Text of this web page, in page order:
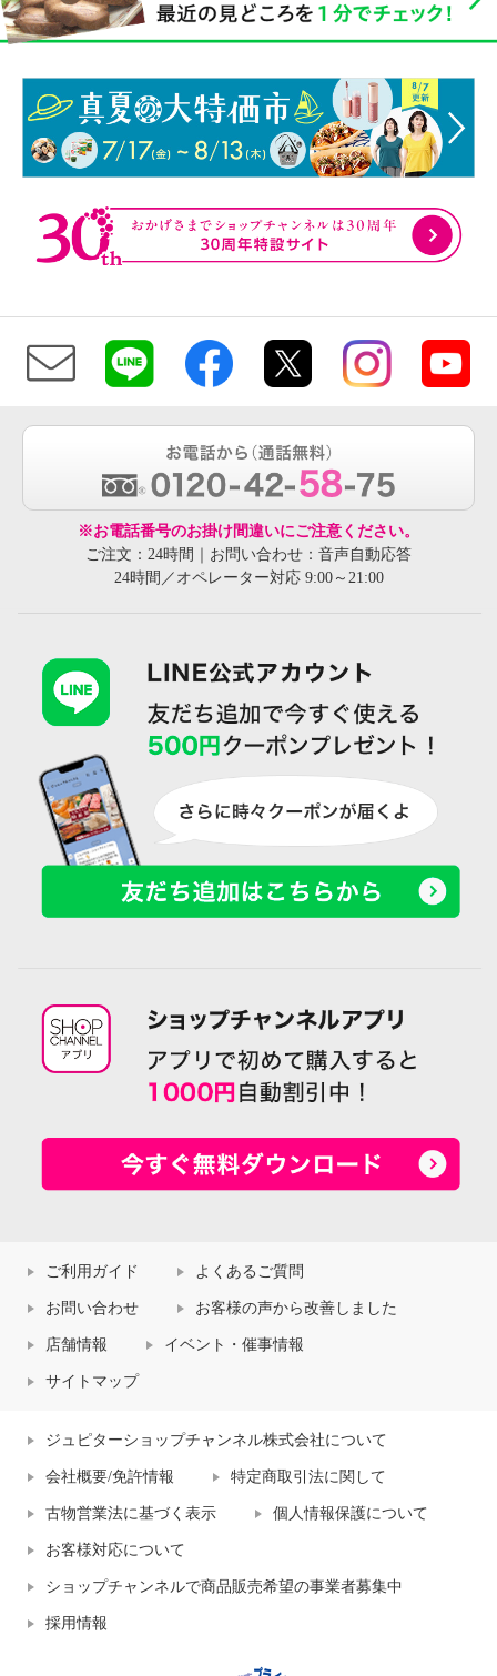
※お電話番号のお掛け間違いにご注意ください。
ご注文：24時間｜お問い合わせ：音声自動応答
24時間／オペレーター対応 9:00～21:00
ご利用ガイド よくあるご質問
お問い合わせ お客様の声から改善しました
店舗情報 イベント・催事情報
サイトマップ
ジュピターショップチャンネル株式会社について
会社概要/免許情報 特定商取引法に関して
古物営業法に基づく表示 個人情報保護について
お客様対応について
ショップチャンネルで商品販売希望の事業者募集中
採用情報